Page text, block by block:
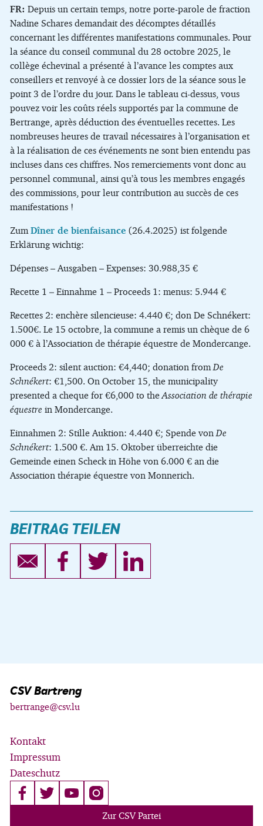
FR: Depuis un certain temps, notre porte-parole de fraction
Nadine Schares demandait des décomptes détaillés
concernant les différentes manifestations communales. Pour
la séance du conseil communal du 28 octobre 2025, le
collège échevinal a présenté à l’avance les comptes aux
conseillers et renvoyé à ce dossier lors de la séance sous le
point 3 de l’ordre du jour. Dans le tableau ci-dessus, vous
pouvez voir les coûts réels supportés par la commune de
Bertrange, après déduction des éventuelles recettes. Les
nombreuses heures de travail nécessaires à l’organisation et
à la réalisation de ces événements ne sont bien entendu pas
incluses dans ces chiffres. Nos remerciements vont donc au
personnel communal, ainsi qu’à tous les membres engagés
des commissions, pour leur contribution au succès de ces
manifestations !
ZumDîner de bienfaisance(26.4.2025) ist folgende
Erklärung wichtig:
Dépenses – Ausgaben – Expenses: 30.988,35 €
Recette 1 – Einnahme 1 – Proceeds 1: menus: 5.944 €
Recettes 2: enchère silencieuse: 4.440 €; don De Schnékert:
1.500€. Le 15 octobre, la commune a remis un chèque de 6
000 € à l’Association de thérapie équestre de Mondercange.
Proceeds 2: silent auction: €4,440; donation fromDe
Schnékert: €1,500. On October 15, the municipality
presented a cheque for €6,000 to theAssociation de thérapie
équestrein Mondercange.
Einnahmen 2: Stille Auktion: 4.440 €; Spende vonDe
Schnékert: 1.500 €. Am 15. Oktober überreichte die
Gemeinde einen Scheck in Höhe von 6.000 € an die
Association thérapie équestre von Monnerich.
BEITRAG TEILEN
CSV Bartreng
bertrange@csv.lu
Kontakt
Impressum
Dateschutz
Zur CSV Partei